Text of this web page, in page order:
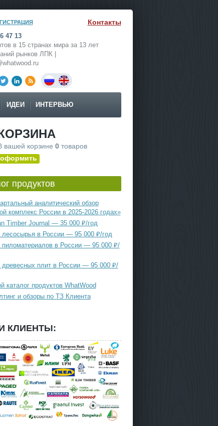
Контакты
47 13
в 15 странах мира за 13 лет
рынков ЛПК |
ИДЕИ ИНТЕРВЬЮ
вашей корзине 0товаров
оформить
продуктов
аналитический обзор
комплекс России в 2025-2026 годах»
Timber Journal — 35 000 ₽/год
лесосырья в России — 95 000 ₽/год
пиломатериалов в России — 95 000 ₽/
древесных плит в России — 95 000 ₽/
каталог продуктов WhatWood
и обзоры по ТЗ Клиента
КЛИЕНТЫ: